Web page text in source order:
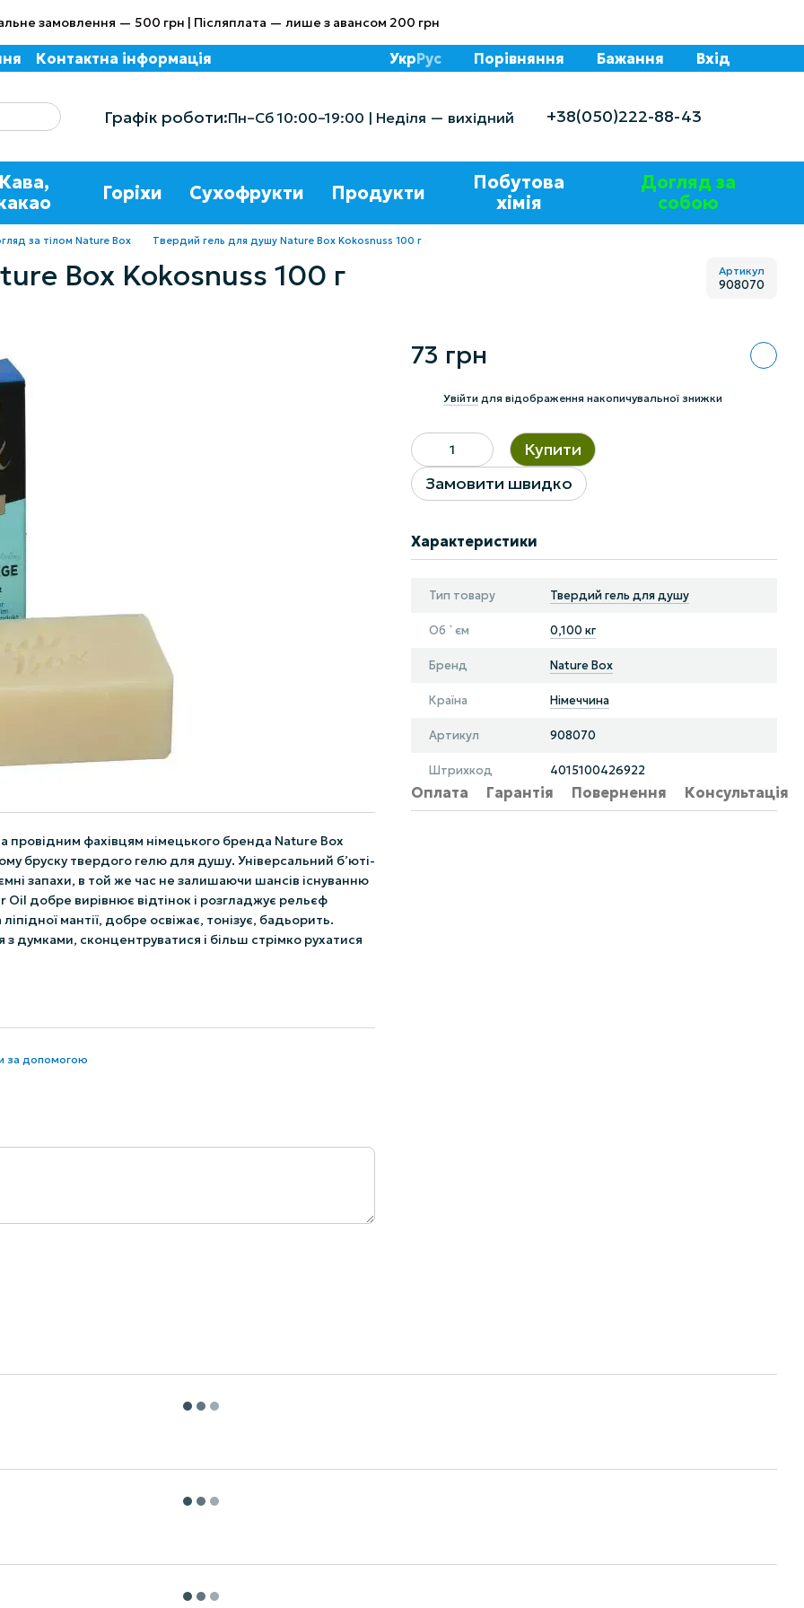
замовлення — 500 грн | Післяплата — лише з авансом 200 грн
Контактна інформація УкрРус Порівняння Бажання Вхід
Графік роботи:Пн–Сб 10:00–19:00 | Неділя — вихідний +38(050)222-88-43
Горіхи Сухофрукти Продукти
Побутова
хімія
Догляд за
собою
за тілом Nature Box Твердий гель для душу Nature Box Kokosnuss 100 г
Box Kokosnuss 100 г Артикул
908070
провідним фахівцям німецького бренда Nature Box
бруску твердого гелю для душу. Універсальний б’юті-
запахи, в той же час не залишаючи шансів існуванню
добре вирівнює відтінок і розгладжує рельєф
мантії, добре освіжає, тонізує, бадьорить.
з думками, сконцентруватися і більш стрімко рухатися
за допомогою
73 грн
Увійти для відображення накопичувальної знижки
Купити
Замовити швидко
Характеристики
Тип товару Твердий гель для душу
Об `єм 0,100 кг
Бренд Nature Box
Країна Німеччина
Артикул 908070
Штрихкод 4015100426922
Оплата Гарантія Повернення Консультація